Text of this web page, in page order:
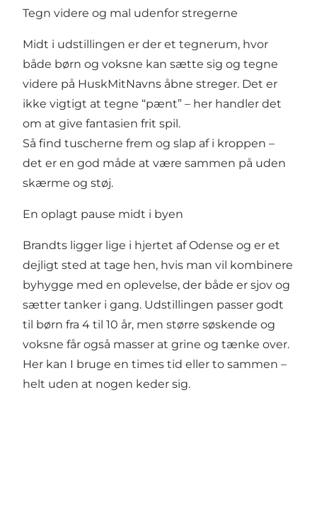
Tegn videre og mal udenfor stregerne
Midt i udstillingen er der et tegnerum, hvor
både børn og voksne kan sætte sig og tegne
videre på HuskMitNavns åbne streger. Det er
ikke vigtigt at tegne “pænt” – her handler det
om at give fantasien frit spil.
Så find tuscherne frem og slap af i kroppen –
det er en god måde at være sammen på uden
skærme og støj.
En oplagt pause midt i byen
Brandts ligger lige i hjertet af Odense og er et
dejligt sted at tage hen, hvis man vil kombinere
byhygge med en oplevelse, der både er sjov og
sætter tanker i gang. Udstillingen passer godt
til børn fra 4 til 10 år, men større søskende og
voksne får også masser at grine og tænke over.
Her kan I bruge en times tid eller to sammen –
helt uden at nogen keder sig.